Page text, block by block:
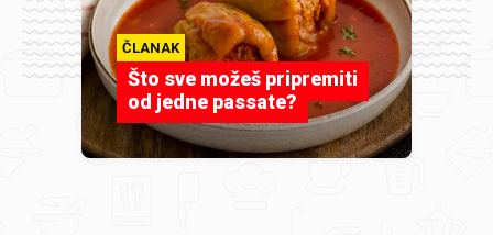
ČLANAK
Što sve možeš pripremiti
od jedne passate?